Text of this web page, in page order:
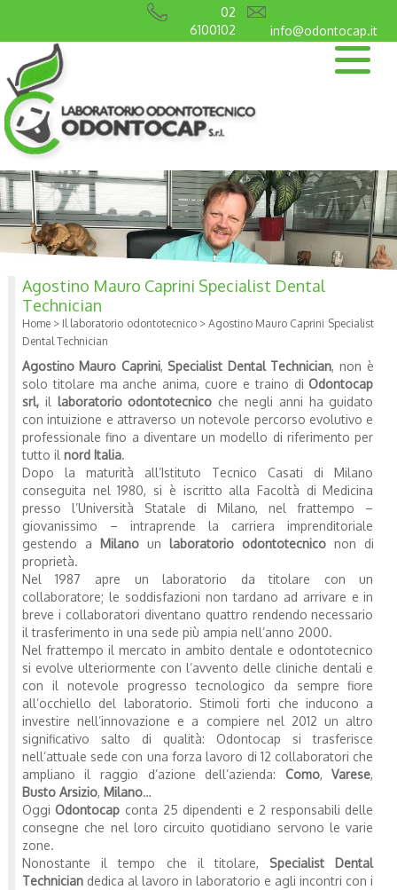
info@odontocap.it
02
6100102
Agostino Mauro Caprini Specialist Dental
Technician
Home> Il laboratorio odontotecnico> Agostino Mauro Caprini Specialist
Dental Technician
Agostino Mauro Caprini,Specialist Dental Technician, non è
solo titolare ma anche anima, cuore e traino diOdontocap
srl, il laboratorio odontotecnico che negli anni ha guidato
con intuizione e attraverso un notevole percorso evolutivo e
professionale fino a diventare un modello di riferimento per
tutto il nord Italia.
Dopo la maturità all’Istituto Tecnico Casati di Milano
conseguita nel 1980, si è iscritto alla Facoltà di Medicina
presso l’Università Statale di Milano, nel frattempo –
giovanissimo – intraprende la carriera imprenditoriale
gestendo a Milanoun laboratorio odontotecniconon di
proprietà.
Nel 1987 apre un laboratorio da titolare con un
collaboratore; le soddisfazioni non tardano ad arrivare e in
breve i collaboratori diventano quattro rendendo necessario
il trasferimento in una sede più ampia nell’anno 2000.
Nel frattempo il mercato in ambito dentale e odontotecnico
si evolve ulteriormente con l’avvento delle cliniche dentali e
con il notevole progresso tecnologico da sempre fiore
all’occhiello del laboratorio. Stimoli forti che inducono a
investire nell’innovazione e a compiere nel 2012 un altro
significativo salto di qualità: Odontocap si trasferisce
nell’attuale sede con una forza lavoro di 12 collaboratori che
ampliano il raggio d’azione dell’azienda: Como,Varese,
Busto Arsizio, Milano…
OggiOdontocap conta 25 dipendenti e 2 responsabili delle
consegne che nel loro circuito quotidiano servono le varie
zone.
Nonostante il tempo che il titolare,Specialist Dental
Techniciandedica al lavoro in laboratorio e agli incontri con i